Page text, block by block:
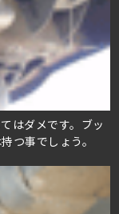
はダメです。ブッ
つ事でしょう。